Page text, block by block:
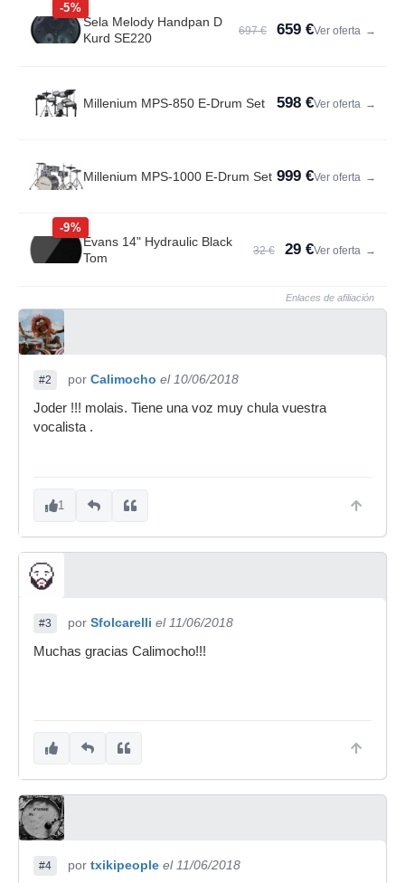
-5%
Sela Melody Handpan D
Kurd SE220
697 € 659 €Ver oferta →
Millenium MPS-850 E-Drum Set 598 €Ver oferta →
Millenium MPS-1000 E-Drum Set 999 €Ver oferta →
-9%
Evans 14" Hydraulic Black
Tom
32 € 29 €Ver oferta →
Enlaces de afiliación
#2 por Calimocho el 10/06/2018
Joder !!! molais. Tiene una voz muy chula vuestra
vocalista .
1
#3 por Sfolcarelli el 11/06/2018
Muchas gracias Calimocho!!!
#4 por txikipeople el 11/06/2018